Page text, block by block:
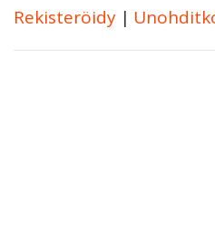
Rekisteröidy |